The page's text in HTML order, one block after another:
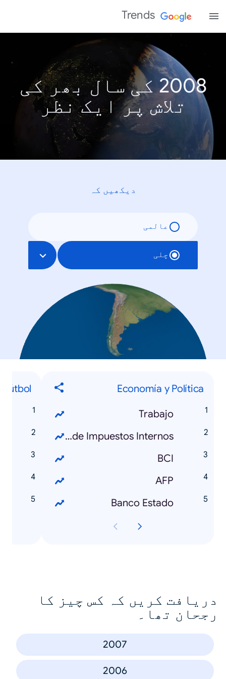
Trends
2008 کی سال بھر کی
تلاش پر ایک نظر
دیکھیں کہ
عالمی
چلی
Economía y Política
Trabajo
Servicio de Impuestos Internos
BCI
AFP
Banco Estado
Fútbol
دریافت کریں کہ کس چیز کا
رجحان تھا۔
2007
2006